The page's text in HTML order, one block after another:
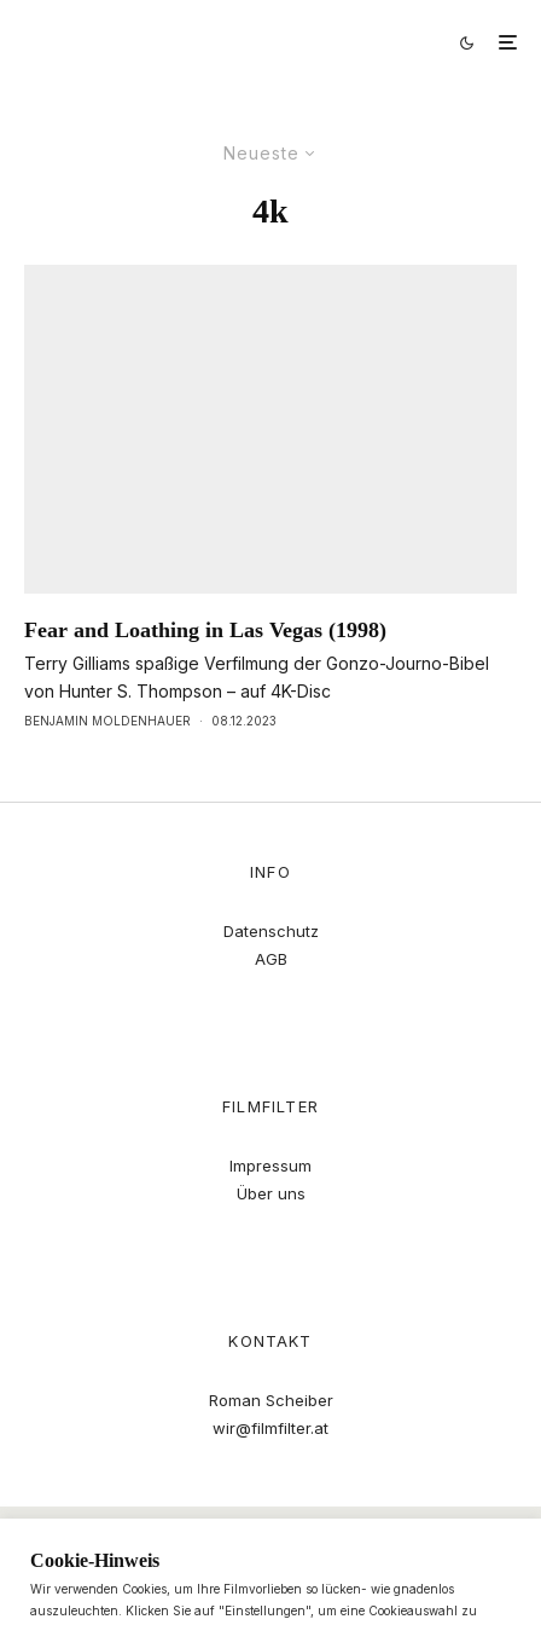
Neueste
4k
Fear and Loathing in Las Vegas (1998)
Terry Gilliams spaßige Verfilmung der Gonzo-Journo-Bibel
von Hunter S. Thompson – auf 4K-Disc
BENJAMIN MOLDENHAUER · 08.12.2023
INFO
Datenschutz
AGB
FILMFILTER
Impressum
Über uns
KONTAKT
Roman Scheiber
wir@filmfilter.at
Cookie-Hinweis
Wir verwenden Cookies, um Ihre Filmvorlieben so lücken- wie gnadenlos
auszuleuchten. Klicken Sie auf "Einstellungen", um eine Cookieauswahl zu